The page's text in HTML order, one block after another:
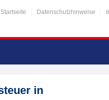
Startseite Datenschutzhinweise
in